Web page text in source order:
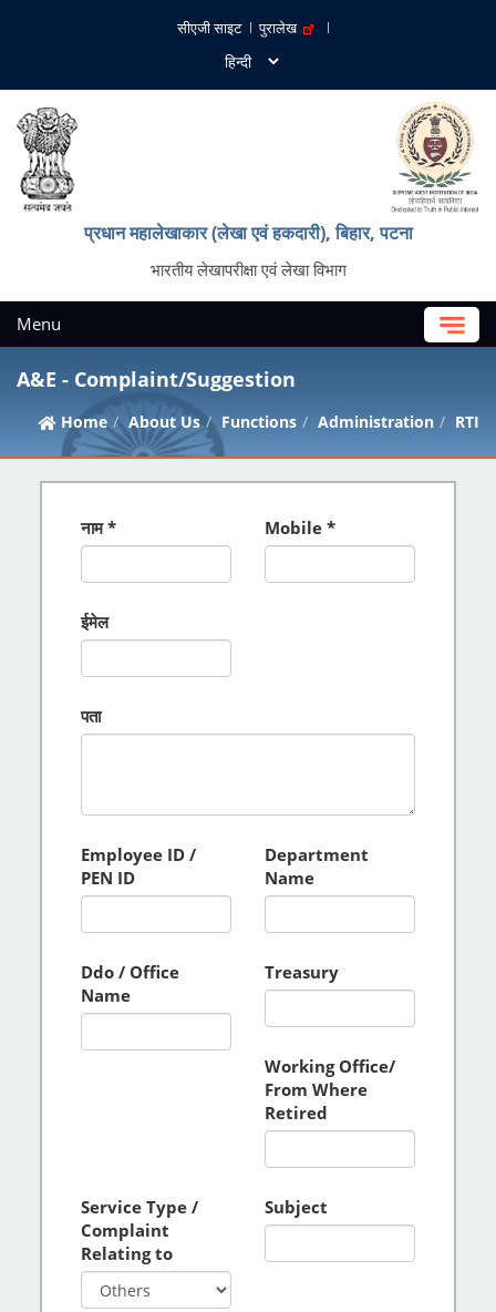
सीएजी साइट पुरालेख
प्रधान महालेखाकार (लेखा एवं हकदारी), बिहार, पटना
भारतीय लेखापरीक्षा एवं लेखा विभाग
Menu
A&E - Complaint/Suggestion
Home About Us Functions Administration RTI
नाम Mobile
ईमेल
पता
Employee ID /
PEN ID
Department
Name
Ddo / Office
Name
Treasury
Working Office/
From Where
Retired
Service Type /
Complaint
Relating to
Subject